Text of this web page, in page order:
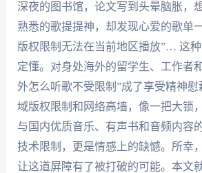
深夜的图书馆，论文写到头晕脑胀，
熟悉的歌提提神，却发现心爱的歌单
版权限制无法在当前地区播放”… 这
定懂。对身处海外的留学生、工作者
外怎么听歌不受限制”成了享受精神
域版权限制和网络高墙，像一把大锁
与国内优质音乐、有声书和音频内容
技术限制，更是情感上的缺憾。所幸
让这道屏障有了被打破的可能。本文